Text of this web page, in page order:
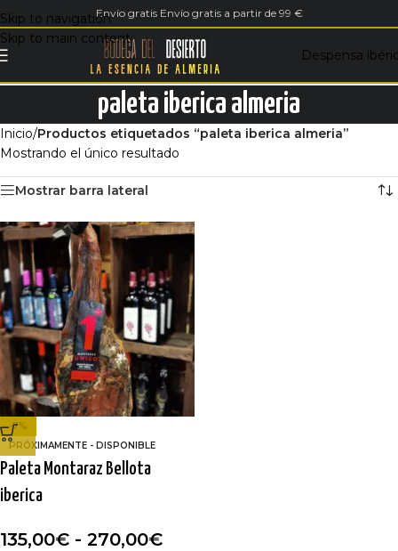
Skip to navigation
Skip to main content
Envío gratis Envío gratis a partir de 99 €
Despensa
paleta iberica almeria
Inicio/Productos etiquetados “paleta iberica almeria”
Mostrando el único resultado
Mostrar barra lateral
-7%
PRÓXIMAMENTE - DISPONIBLE
Paleta Montaraz Bellota
iberica
135,00€ - 270,00€